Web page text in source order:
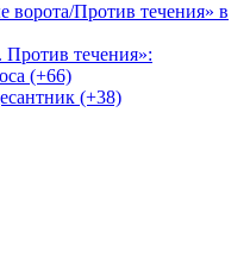
ворота/Против течения» в
течения»:
(+66)
(+38)